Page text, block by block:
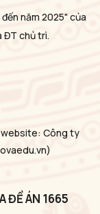
năm 2025" của
ĐT chủ trì.
website: Công ty
ĐỀ ÁN 1665